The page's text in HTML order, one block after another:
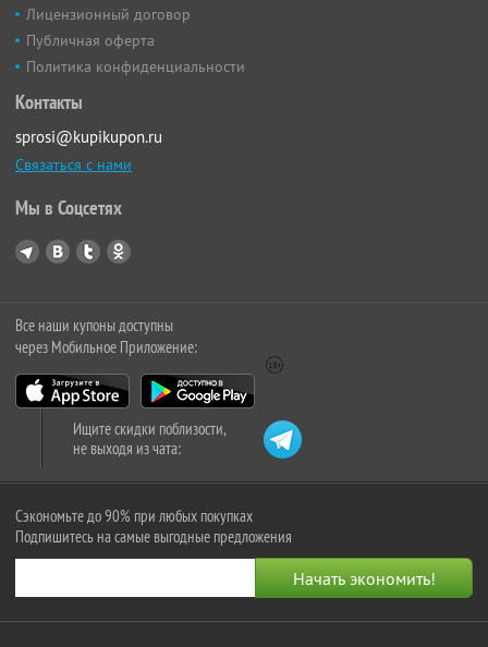
Лицензионный договор
Публичная оферта
Политика конфиденциальности
Контакты
sprosi@kupikupon.ru
Связаться с нами
Мы в Соцсетях
Все наши купоны доступны
через Мобильное Приложение:
Ищите скидки поблизости,
не выходя из чата:
Сэкономьте до 90% при любых покупках
Подпишитесь на самые выгодные предложения